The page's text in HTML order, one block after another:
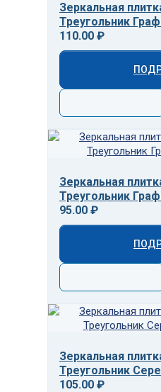
Зеркальная
Треугольник
110.00 ₽
Зеркальная
Треугольник
95.00 ₽
Зеркальная
Треугольник
105.00 ₽